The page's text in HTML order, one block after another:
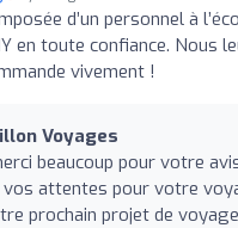
d’un personnel à
en toute confiance. Nous
vivement !
Voyages
beaucoup pour votre
attentes pour votre
prochain projet de